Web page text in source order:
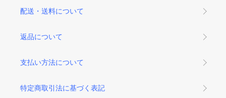
配送・送料について
返品について
支払い方法について
特定商取引法に基づく表記